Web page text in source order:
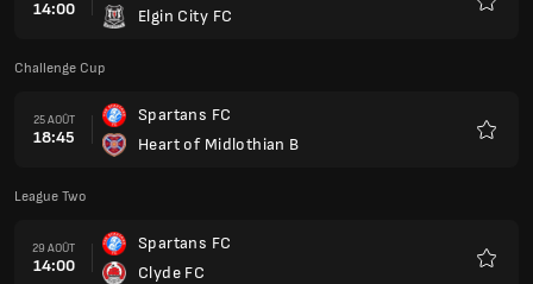
14:00
Elgin City FC
Challenge Cup
25 AOÛT
18:45
Spartans FC
Heart of Midlothian B
League Two
29 AOÛT
14:00
Spartans FC
Clyde FC